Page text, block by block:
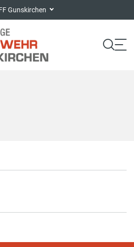
Gunskirchen